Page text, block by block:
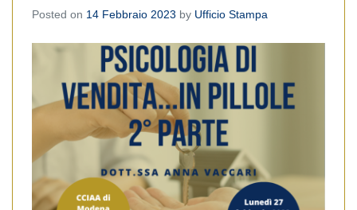
Posted on 14 Febbraio 2023 by Ufficio Stampa